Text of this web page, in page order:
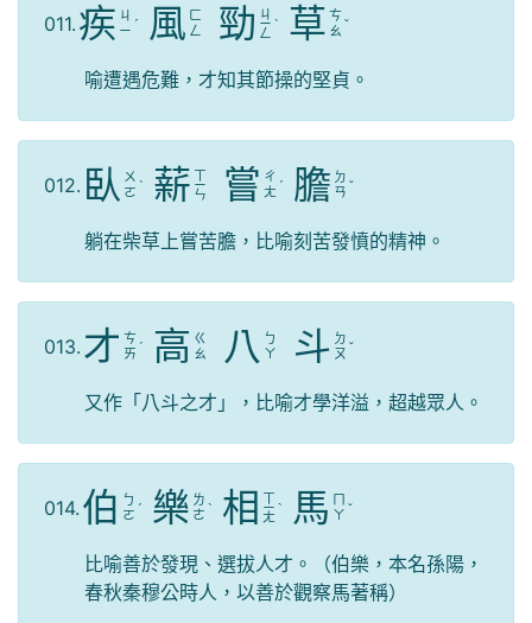
011. 疾 ㄐ
ㄧ ˊ 風 ㄈ
ㄥ
勁 ㄐ
ㄧ
ㄥ
ˋ 草 ㄘ
ㄠ ˇ
喻遭遇危難，才知其節操的堅貞。
012. 臥 ㄨ
ㄛ ˋ 薪 ㄒ
ㄧ
ㄣ 嘗 ㄔ
ㄤ ˊ 膽 ㄉ
ㄢ ˇ
躺在柴草上嘗苦膽，比喻刻苦發憤的精神。
013. 才 ㄘ
ㄞ ˊ 高 ㄍ
ㄠ
八
ㄅ
ㄚ
斗 ㄉ
ㄡ ˇ
又作「八斗之才」，比喻才學洋溢，超越眾人。
014. 伯 ㄅ
ㄛ ˊ 樂 ㄌ
ㄜ ˋ 相 ㄒ
ㄧ
ㄤ
ˋ 馬 ㄇ
ㄚ ˇ
比喻善於發現、選拔人才。（伯樂，本名孫陽，
春秋秦穆公時人，以善於觀察馬著稱）